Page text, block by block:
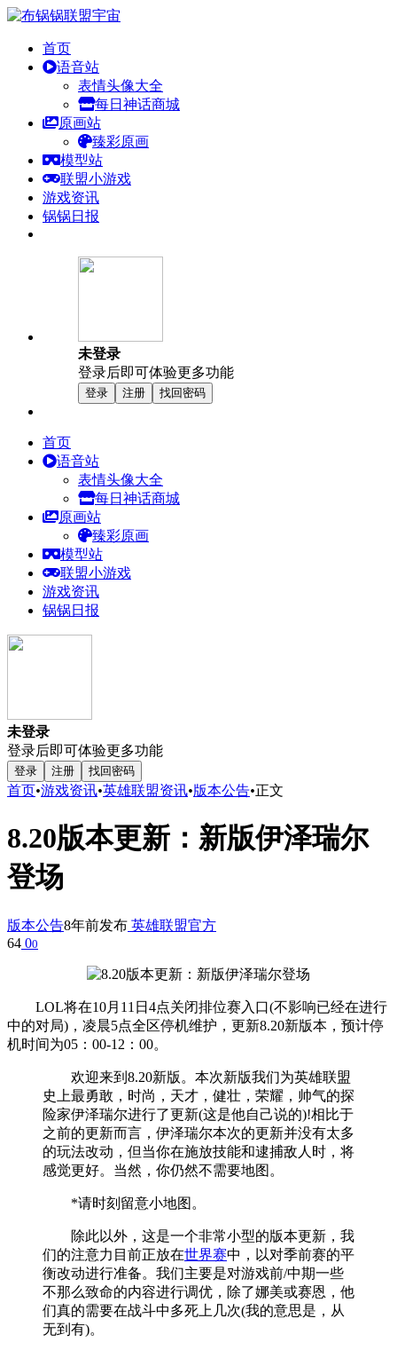
首页
语音站
表情头像大全
每日神话商城
原画站
臻彩原画
模型站
联盟小游戏
游戏资讯
锅锅日报
未登录
登录后即可体验更多功能
登录 注册 找回密码
首页
语音站
表情头像大全
每日神话商城
原画站
臻彩原画
模型站
联盟小游戏
游戏资讯
锅锅日报
未登录
登录后即可体验更多功能
登录 注册 找回密码
首页•游戏资讯•英雄联盟资讯•版本公告•正文
8.20版本更新：新版伊泽瑞尔
登场
版本公告8年前发布 英雄联盟官方
64 00
LOL将在10月11日4点关闭排位赛入口(不影响已经在进行
中的对局)，凌晨5点全区停机维护，更新8.20新版本，预计停
机时间为05：00-12：00。
欢迎来到8.20新版。本次新版我们为英雄联盟
史上最勇敢，时尚，天才，健壮，荣耀，帅气的探
险家伊泽瑞尔进行了更新(这是他自己说的)!相比于
之前的更新而言，伊泽瑞尔本次的更新并没有太多
的玩法改动，但当你在施放技能和逮捕敌人时，将
感觉更好。当然，你仍然不需要地图。
*请时刻留意小地图。
除此以外，这是一个非常小型的版本更新，我
们的注意力目前正放在世界赛中，以对季前赛的平
衡改动进行准备。我们主要是对游戏前/中期一些
不那么致命的内容进行调优，除了娜美或赛恩，他
们真的需要在战斗中多死上几次(我的意思是，从
无到有)。